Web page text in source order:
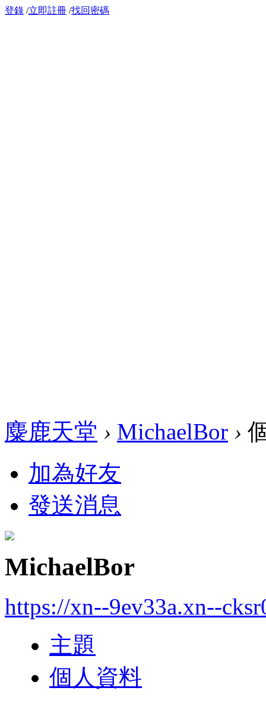
登錄 /立即註冊 /找回密碼
麋鹿天堂 › MichaelBor ›
加為好友
發送消息
MichaelBor
https://xn--9ev33a.xn--
主題
個人資料